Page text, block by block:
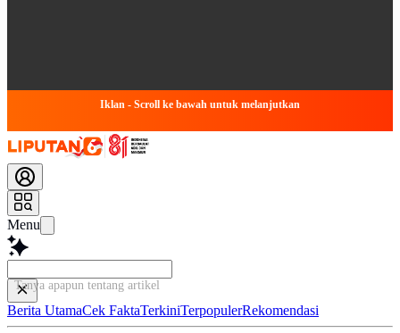
Iklan - Scroll ke bawah untuk melanjutkan
Menu
Tanya apapun tentang artikel ini...
Berita UtamaCek FaktaTerkiniTerpopulerRekomendasi